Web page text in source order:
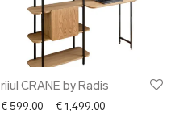
riiul CRANE by Radis
€ 599.00 – € 1,499.00Price range: €